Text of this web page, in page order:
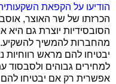
הודיעו על הקפאת
הכרזתו של שר האוצר,
הסובסידיות יוצרת גם היא
מהחברות להמשיך
יבטיחו להם מראש
למחירים גבוהים ולסבסוד
אפשרית רק אם יבטיחו להם